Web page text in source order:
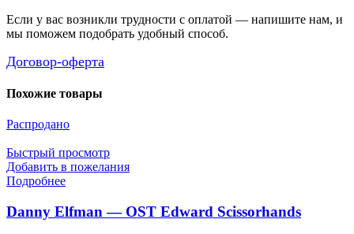
Если у вас возникли трудности с оплатой — напишите нам, и
мы поможем подобрать удобный способ.
Договор-оферта
Похожие товары
Распродано
Быстрый просмотр
Добавить в пожелания
Подробнее
Danny Elfman — OST Edward Scissorhands